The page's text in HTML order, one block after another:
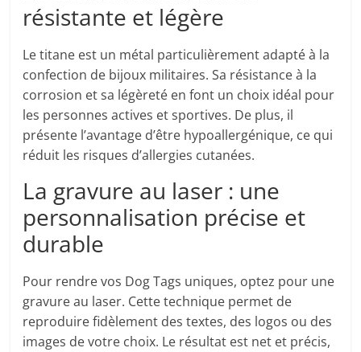
résistante et légère
Le titane est un métal particulièrement adapté à la
confection de bijoux militaires. Sa résistance à la
corrosion et sa légèreté en font un choix idéal pour
les personnes actives et sportives. De plus, il
présente l’avantage d’être hypoallergénique, ce qui
réduit les risques d’allergies cutanées.
La gravure au laser : une
personnalisation précise et
durable
Pour rendre vos Dog Tags uniques, optez pour une
gravure au laser. Cette technique permet de
reproduire fidèlement des textes, des logos ou des
images de votre choix. Le résultat est net et précis,